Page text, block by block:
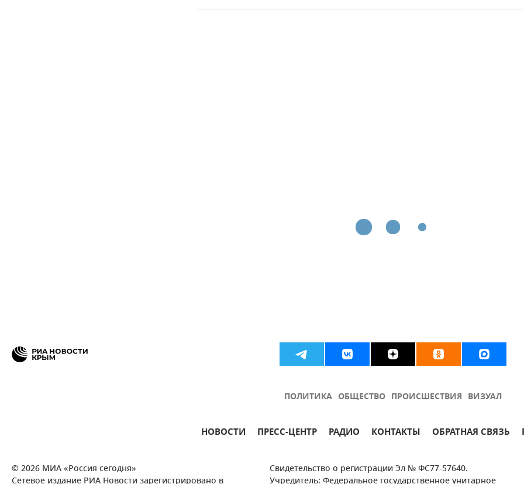
ПОЛИТИКА ОБЩЕСТВО ПРОИСШЕСТВИЯ ВИЗУАЛ
НОВОСТИ ПРЕСС-ЦЕНТР РАДИО КОНТАКТЫ ОБРАТНАЯ СВЯЗЬ
© 2026 МИА «Россия сегодня»
Свидетельство о регистрации Эл № ФС77-57640.